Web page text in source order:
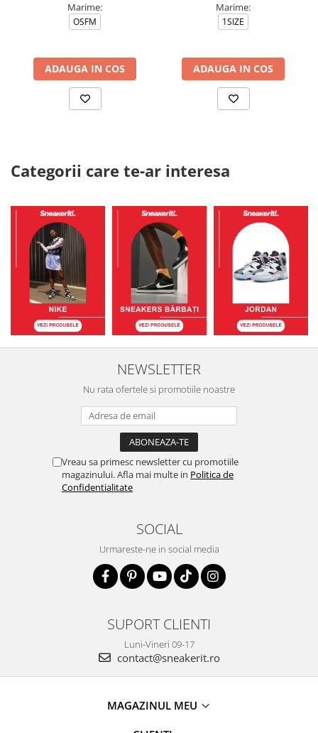
Marime:
OSFM
ADAUGA IN COS
Marime:
1SIZE
ADAUGA IN COS
Categorii care te-ar interesa
NEWSLETTER
Nu rata ofertele si promotiile noastre
Vreau sa primesc newsletter cu promotiile
magazinului. Afla mai multe in Politica de
Confidentialitate
SOCIAL
Urmareste-ne in social media
SUPORT CLIENTI
Luni-Vineri 09-17
contact@sneakerit.ro
MAGAZINUL MEU